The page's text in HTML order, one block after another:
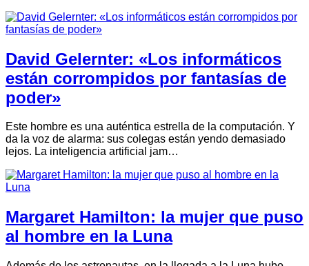
David Gelernter: «Los informáticos
están corrompidos por fantasías de
poder»
Este hombre es una auténtica estrella de la computación. Y
da la voz de alarma: sus colegas están yendo demasiado
lejos. La inteligencia artificial jam…
Margaret Hamilton: la mujer que puso
al hombre en la Luna